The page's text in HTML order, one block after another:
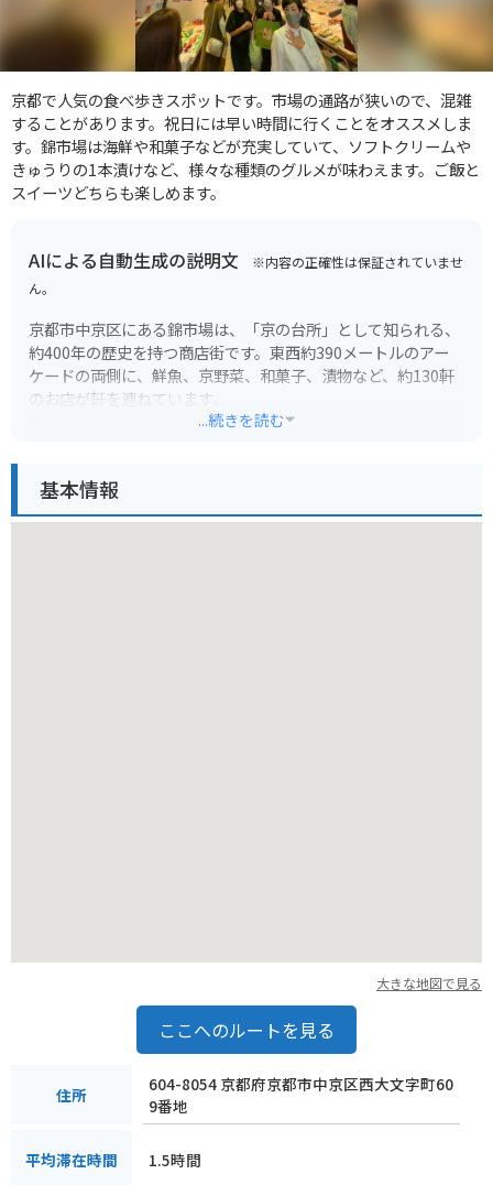
京都で人気の食べ歩きスポットです。市場の通路が狭いので、混雑
することがあります。祝日には早い時間に行くことをオススメしま
す。錦市場は海鮮や和菓子などが充実していて、ソフトクリームや
きゅうりの1本漬けなど、様々な種類のグルメが味わえます。ご飯と
スイーツどちらも楽しめます。
AIによる自動生成の説明文 ※内容の正確性は保証されていませ
ん。
京都市中京区にある錦市場は、「京の台所」として知られる、
約400年の歴史を持つ商店街です。東西約390メートルのアー
ケードの両側に、鮮魚、京野菜、和菓子、漬物など、約130軒
のお店が軒を連ねています。
旬の京野菜を使った天ぷら屋、食べ歩きにぴったりの串焼き屋
など、さまざまなグルメが楽しめます。
...続きを読む
基本情報
大きな地図で見る
ここへのルートを見る
住所
604-8054 京都府京都市中京区西大文字町60
9番地
平均滞在時間 1.5時間